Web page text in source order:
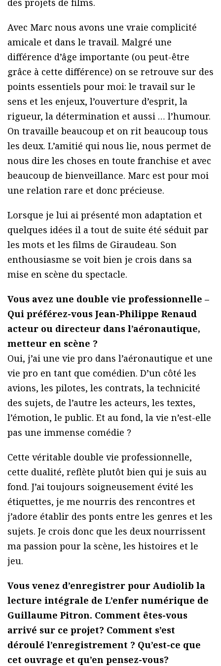
des projets de films.
Avec Marc nous avons une vraie complicité
amicale et dans le travail. Malgré une
différence d’âge importante (ou peut-être
grâce à cette différence) on se retrouve sur des
points essentiels pour moi: le travail sur le
sens et les enjeux, l’ouverture d’esprit, la
rigueur, la détermination et aussi … l’humour.
On travaille beaucoup et on rit beaucoup tous
les deux. L’amitié qui nous lie, nous permet de
nous dire les choses en toute franchise et avec
beaucoup de bienveillance. Marc est pour moi
une relation rare et donc précieuse.
Lorsque je lui ai présenté mon adaptation et
quelques idées il a tout de suite été séduit par
les mots et les films de Giraudeau. Son
enthousiasme se voit bien je crois dans sa
mise en scène du spectacle.
Vous avez une double vie professionnelle –
Qui préférez-vous Jean-Philippe Renaud
acteur ou directeur dans l’aéronautique,
metteur en scène ?
Oui, j’ai une vie pro dans l’aéronautique et une
vie pro en tant que comédien. D’un côté les
avions, les pilotes, les contrats, la technicité
des sujets, de l’autre les acteurs, les textes,
l’émotion, le public. Et au fond, la vie n’est-elle
pas une immense comédie ?
Cette véritable double vie professionnelle,
cette dualité, reflète plutôt bien qui je suis au
fond. J’ai toujours soigneusement évité les
étiquettes, je me nourris des rencontres et
j’adore établir des ponts entre les genres et les
sujets. Je crois donc que les deux nourrissent
ma passion pour la scène, les histoires et le
jeu.
Vous venez d’enregistrer pour Audiolib la
lecture intégrale de L’enfer numérique de
Guillaume Pitron. Comment êtes-vous
arrivé sur ce projet? Comment s’est
déroulé l’enregistrement ? Qu’est-ce que
cet ouvrage et qu’en pensez-vous?